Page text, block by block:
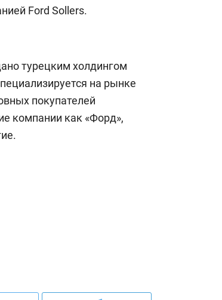
Ford Sollers.
турецким холдингом
на рынке
покупателей
компании как «Форд»,